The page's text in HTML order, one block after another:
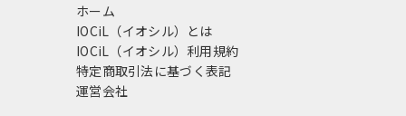
ホーム
IOCiL（イオシル）とは
IOCiL（イオシル）利用規約
特定商取引法に基づく表記
運営会社